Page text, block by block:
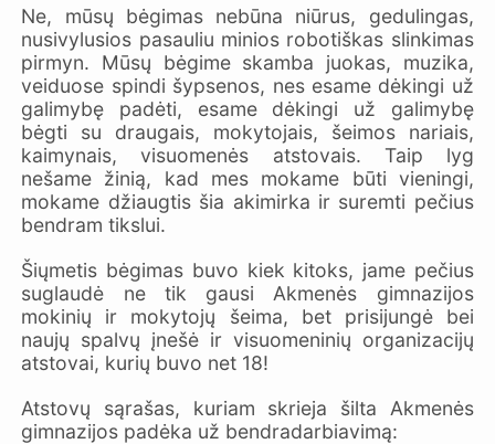
Ne, mūsų bėgimas nebūna niūrus, gedulingas,
nusivylusios pasauliu minios robotiškas slinkimas
pirmyn. Mūsų bėgime skamba juokas, muzika,
veiduose spindi šypsenos, nes esame dėkingi už
galimybę padėti, esame dėkingi už galimybę
bėgti su draugais, mokytojais, šeimos nariais,
kaimynais, visuomenės atstovais. Taip lyg
nešame žinią, kad mes mokame būti vieningi,
mokame džiaugtis šia akimirka ir suremti pečius
bendram tikslui.
Šiųmetis bėgimas buvo kiek kitoks, jame pečius
suglaudė ne tik gausi Akmenės gimnazijos
mokinių ir mokytojų šeima, bet prisijungė bei
naujų spalvų įnešė ir visuomeninių organizacijų
atstovai, kurių buvo net 18!
Atstovų sąrašas, kuriam skrieja šilta Akmenės
gimnazijos padėka už bendradarbiavimą: